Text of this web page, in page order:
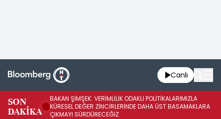
Canlı
SON
DAKİKA
BAKAN ŞİMŞEK: VERİMLİLİK ODAKLI POLİTİKALARIMIZLA
KÜRESEL DEĞER ZİNCİRLERİNDE DAHA ÜST BASAMAKLARA
ÇIKMAYI SÜRDÜRECEĞİZ